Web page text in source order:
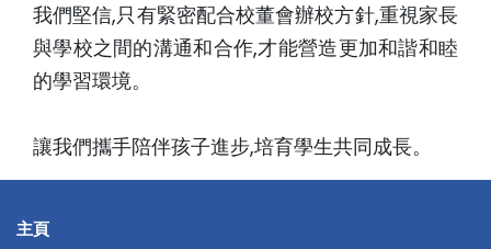
我們堅信,只有緊密配合校董會辦校方針,重視家長
與學校之間的溝通和合作,才能營造更加和諧和睦
的學習環境。
讓我們攜手陪伴孩子進步,培育學生共同成長。
主頁